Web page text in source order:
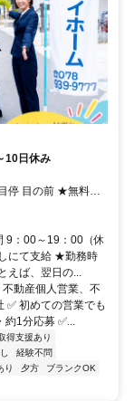
10日休み
停 目の前 ★無料駐
9：00～19：00（休
にて支給 ★勤務時
えば、翌日の...
動産個人営業、不
✅ 初めての営業でも
約1分応募 ✅...
得支援あり
経験不問
り 夕方
ブランクOK